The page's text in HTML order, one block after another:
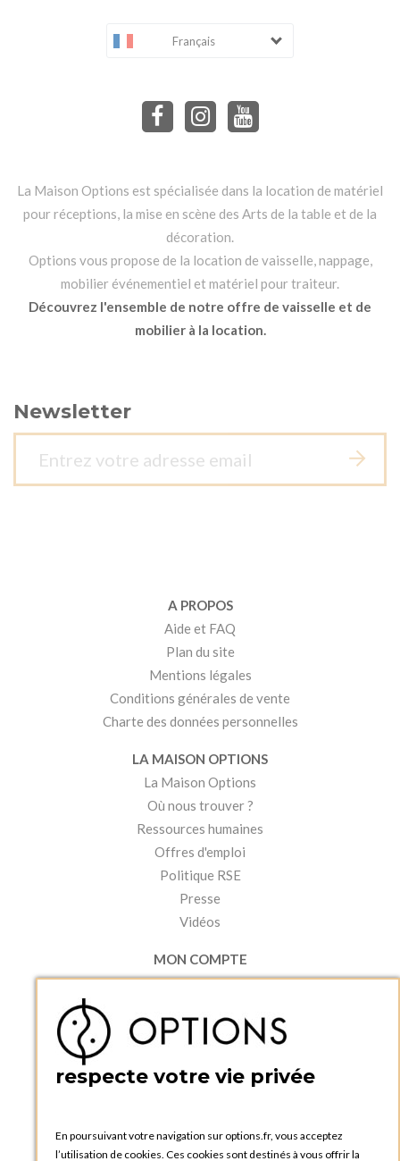
Français
La Maison Options est spécialisée dans la location de matériel
pour réceptions, la mise en scène des Arts de la table et de la
décoration.
Options vous propose de la location de vaisselle, nappage,
mobilier événementiel et matériel pour traiteur.
Découvrez l'ensemble de notre offre de vaisselle et de
mobilier à la location.
Newsletter
A PROPOS
Aide et FAQ
Plan du site
Mentions légales
Conditions générales de vente
Charte des données personnelles
LA MAISON OPTIONS
La Maison Options
Où nous trouver ?
Ressources humaines
Offres d'emploi
Politique RSE
Presse
Vidéos
MON COMPTE
Accéder à mon compte
Créer un compte
PRATIQUE
Catalogues et bons de commande
Tutoriels
respecte votre vie privée
En poursuivant votre navigation sur options.fr, vous acceptez
l’utilisation de cookies. Ces cookies sont destinés à vous offrir la